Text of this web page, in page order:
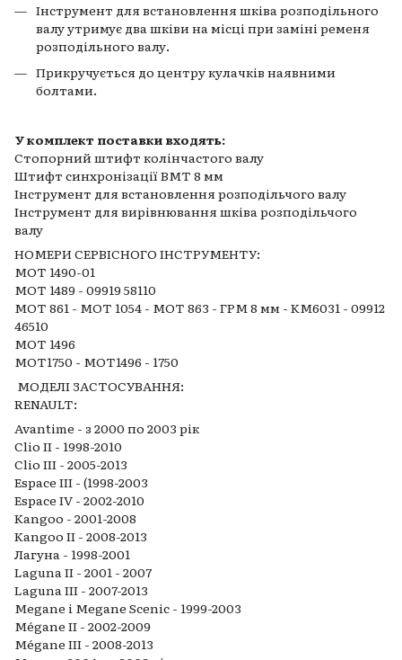
Інструмент для встановлення шківа розподільного
валу утримує два шківи на місці при заміні ременя
розподільного валу.
Прикручується до центру кулачків наявними
болтами.
У комплект поставки входять:
Стопорний штифт колінчастого валу
Штифт синхронізації ВМТ 8 мм
Інструмент для встановлення розподільчого валу
Інструмент для вирівнювання шківа розподільчого
валу
НОМЕРИ СЕРВІСНОГО ІНСТРУМЕНТУ:
MOT 1490-01
MOT 1489 - 09919 58110
MOT 861 - MOT 1054 - MOT 863 - ГРМ 8 мм - KM6031 - 09912
46510
MOT 1496
MOT1750 - MOT1496 - 1750
МОДЕЛІ ЗАСТОСУВАННЯ:
RENAULT:
Avantime - з 2000 по 2003 рік
Clio II - 1998-2010
Clio III - 2005-2013
Espace III - (1998-2003
Espace IV - 2002-2010
Kangoo - 2001-2008
Kangoo II - 2008-2013
Лагуна - 1998-2001
Laguna II - 2001 - 2007
Laguna III - 2007-2013
Megane і Megane Scenic - 1999-2003
Mégane II - 2002-2009
Mégane III - 2008-2013